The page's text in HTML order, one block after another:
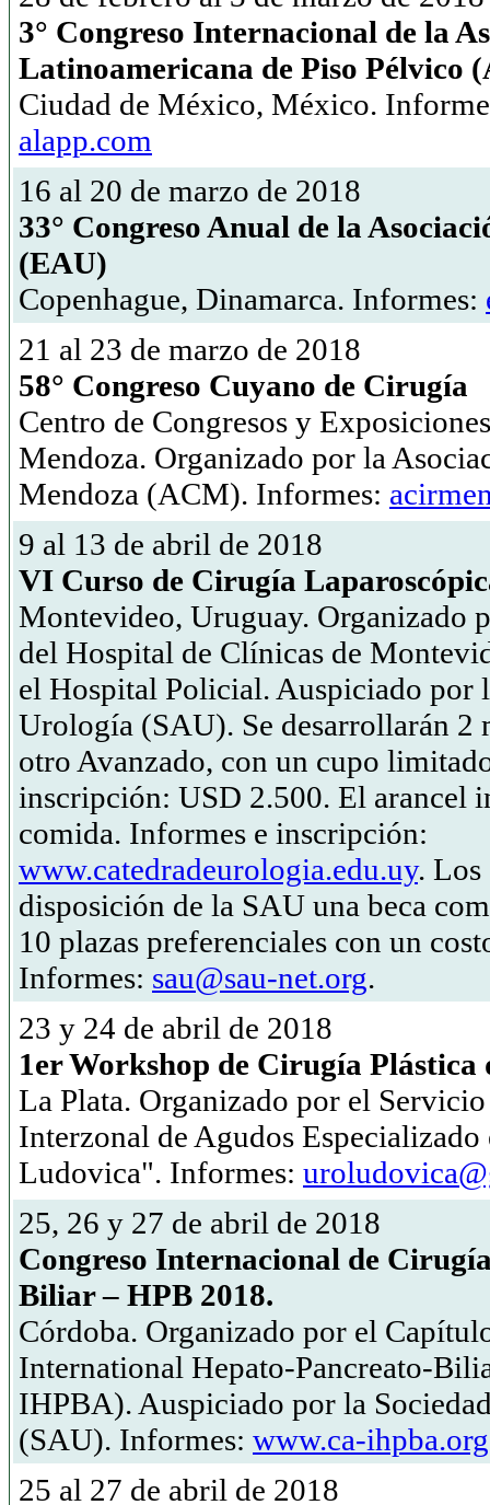
3° Congreso Internacional de la
Latinoamericana de Piso Pélvico
Ciudad de México, México.
alapp.com
16 al 20 de marzo de 2018
33° Congreso Anual de la
(EAU)
Copenhague, Dinamarca. Informes:
21 al 23 de marzo de 2018
58° Congreso Cuyano de Cirugía
Centro de Congresos y
Mendoza. Organizado por la
Mendoza (ACM). Informes:
9 al 13 de abril de 2018
VI Curso de Cirugía
Montevideo, Uruguay. Organizado
del Hospital de Clínicas de
el Hospital Policial. Auspiciado por
Urología (SAU). Se desarrollarán 2
otro Avanzado, con un cupo
inscripción: USD 2.500. El arancel
comida. Informes e inscripción:
www.catedradeurologia.edu.uy. Los
disposición de la SAU una beca
10 plazas preferenciales con un
Informes: sau@sau-net.org.
23 y 24 de abril de 2018
1er Workshop de Cirugía Plástica
La Plata. Organizado por el
Interzonal de Agudos
Ludovica". Informes:
25, 26 y 27 de abril de 2018
Congreso Internacional de
Biliar – HPB 2018.
Córdoba. Organizado por el
International Hepato-Pancreato-
IHPBA). Auspiciado por la
(SAU). Informes: www.ca-
25 al 27 de abril de 2018